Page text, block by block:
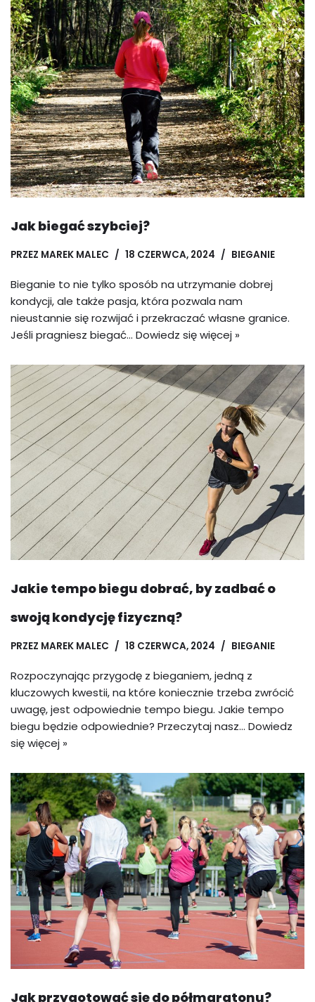
Jak biegać szybciej?
PRZEZ MAREK MALEC 18 CZERWCA, 2024 BIEGANIE
Bieganie to nie tylko sposób na utrzymanie dobrej
kondycji, ale także pasja, która pozwala nam
nieustannie się rozwijać i przekraczać własne granice.
Jeśli pragniesz biegać… Dowiedz się więcej »
Jakie tempo biegu dobrać, by zadbać o
swoją kondycję fizyczną?
PRZEZ MAREK MALEC 18 CZERWCA, 2024 BIEGANIE
Rozpoczynając przygodę z bieganiem, jedną z
kluczowych kwestii, na które koniecznie trzeba zwrócić
uwagę, jest odpowiednie tempo biegu. Jakie tempo
biegu będzie odpowiednie? Przeczytaj nasz… Dowiedz
się więcej »
Jak przygotować się do półmaratonu?